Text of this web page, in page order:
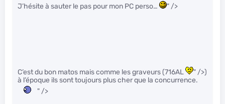
J’hésite à sauter le pas pour mon PC perso… " />
C’est du bon matos mais comme les graveurs (716AL
" />)
à l’époque ils sont toujours plus cher que la concurrence.
" />